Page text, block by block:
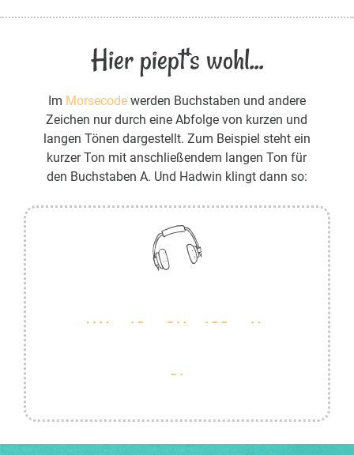
Hier piept's wohl...
Im Morsecodewerden Buchstaben und andere
Zeichen nur durch eine Abfolge von kurzen und
langen Tönen dargestellt. Zum Beispiel steht ein
kurzer Ton mit anschließendem langen Ton für
den Buchstaben A. Und Hadwin klingt dann so: